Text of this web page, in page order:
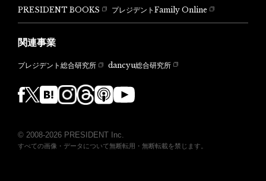
PRESIDENT BOOKS
プレジデントFamily Online
関連事業
プレジデント総合研究所 dancyu総合研究所
© 2008-2026 PRESIDENT Inc.
すべての画像・データについて無断転用・無断転載を禁じます。